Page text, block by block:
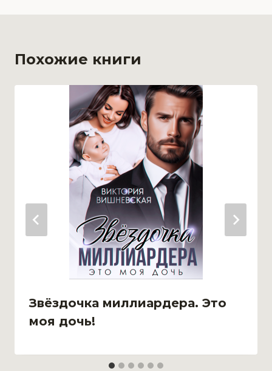
Похожие книги
Звёздочка миллиардера. Это
моя дочь!